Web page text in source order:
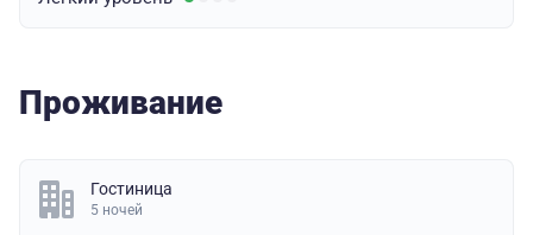
Проживание
Гостиница
5 ночей